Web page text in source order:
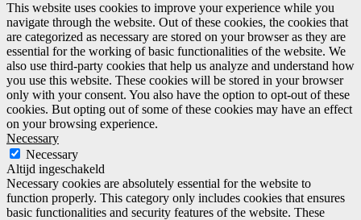
This website uses cookies to improve your experience while you
navigate through the website. Out of these cookies, the cookies that
are categorized as necessary are stored on your browser as they are
essential for the working of basic functionalities of the website. We
also use third-party cookies that help us analyze and understand how
you use this website. These cookies will be stored in your browser
only with your consent. You also have the option to opt-out of these
cookies. But opting out of some of these cookies may have an effect
on your browsing experience.
Necessary
Necessary
Altijd ingeschakeld
Necessary cookies are absolutely essential for the website to
function properly. This category only includes cookies that ensures
basic functionalities and security features of the website. These